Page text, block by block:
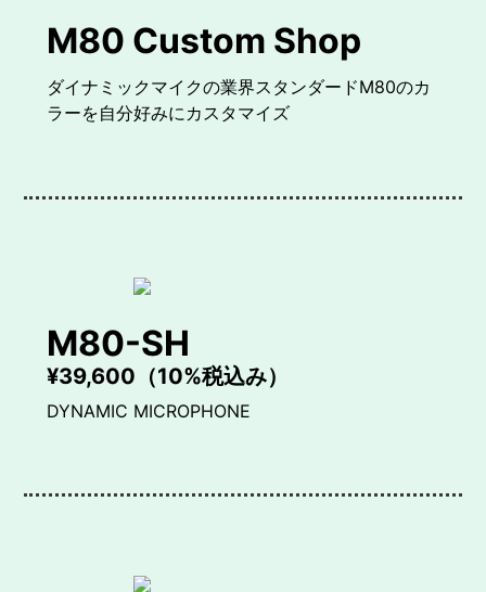
M80 Custom Shop
ダイナミックマイクの業界スタンダードM80のカ
ラーを自分好みにカスタマイズ
M80-SH
¥39,600（10%税込み）
DYNAMIC MICROPHONE